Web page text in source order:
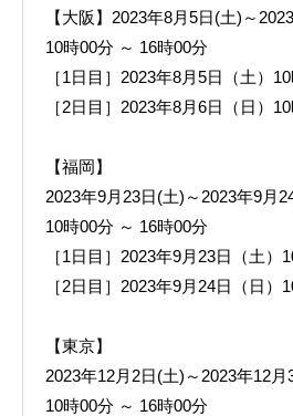
【大阪】2023年8月5日(土)～
10時00分 ～ 16時00分
［1日目］2023年8月5日（土）
［2日目］2023年8月6日（日）
【福岡】
2023年9月23日(土)～2023年9月
10時00分 ～ 16時00分
［1日目］2023年9月23日（土）
［2日目］2023年9月24日（日）
【東京】
2023年12月2日(土)～2023年12月
10時00分 ～ 16時00分